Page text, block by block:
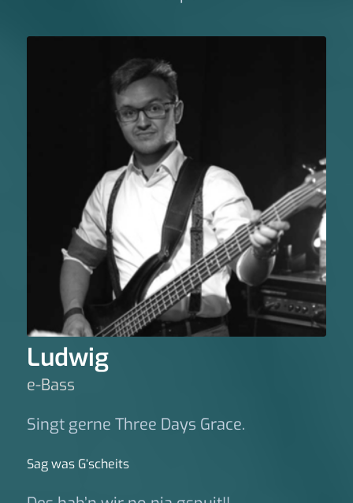
Ludwig
e-Bass
Singt gerne Three Days Grace.
Sag was G‘scheits